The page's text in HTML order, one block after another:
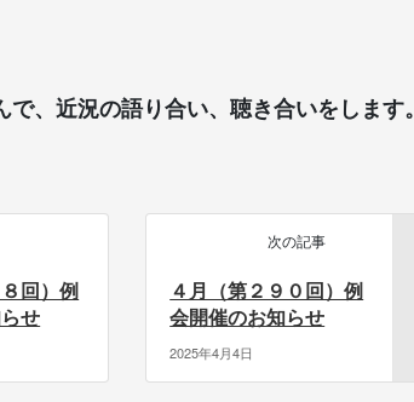
近況の語り合い、聴き合いをします。
回）例
せ
次の記事
４月（第２９０回）例
会開催のお知らせ
2025年4月4日